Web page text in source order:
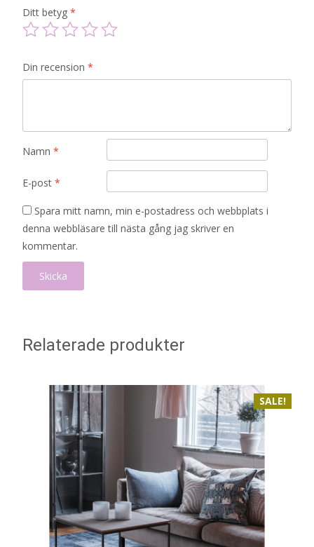
Ditt betyg *
Din recension *
Namn *
E-post *
Spara mitt namn, min e-postadress och webbplats i
denna webbläsare till nästa gång jag skriver en
kommentar.
Relaterade produkter
SALE!